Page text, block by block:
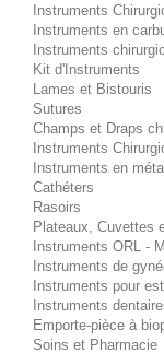
Instruments
Instruments en
Instruments
Kit d'Instruments
Lames et Bistouris
Sutures
Champs et Draps
Instruments
Instruments en
Cathéters
Rasoirs
Plateaux, Cuvettes
Instruments ORL -
Instruments de
Instruments pour
Instruments
Emporte-pièce à
Soins et Pharmacie